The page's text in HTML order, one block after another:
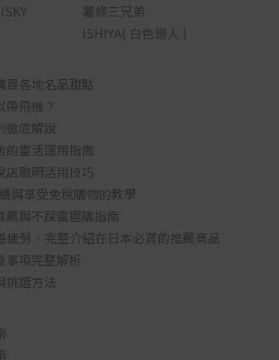
薯條三兄弟
ISHIYA( 白色戀人 )
各地名品甜點
飛機？
徹底解說
靈活運用指南
聰明活用技巧
與享受免稅購物的教學
與不踩雷選購指南
勞，完整介紹在日本必買的推薦商品
項完整解析
挑選方法